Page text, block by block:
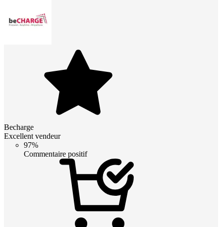
Becharge
Excellent vendeur
97%
Commentaire positif